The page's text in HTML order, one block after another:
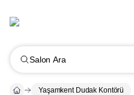
Salon Ara
Yaşamkent Dudak Kontörü